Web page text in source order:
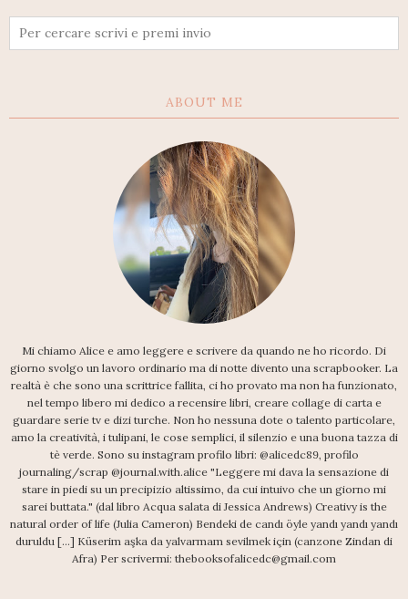
ABOUT ME
Mi chiamo Alice e amo leggere e scrivere da quando ne ho ricordo. Di
giorno svolgo un lavoro ordinario ma di notte divento una scrapbooker. La
realtà è che sono una scrittrice fallita, ci ho provato ma non ha funzionato,
nel tempo libero mi dedico a recensire libri, creare collage di carta e
guardare serie tv e dizi turche. Non ho nessuna dote o talento particolare,
amo la creatività, i tulipani, le cose semplici, il silenzio e una buona tazza di
tè verde. Sono su instagram profilo libri: @alicedc89, profilo
journaling/scrap @journal.with.alice "Leggere mi dava la sensazione di
stare in piedi su un precipizio altissimo, da cui intuivo che un giorno mi
sarei buttata." (dal libro Acqua salata di Jessica Andrews) Creativy is the
natural order of life (Julia Cameron) Bendeki de candı öyle yandı yandı yandı
duruldu [...] Küserim aşka da yalvarmam sevilmek için (canzone Zindan di
Afra) Per scrivermi: thebooksofalicedc@gmail.com